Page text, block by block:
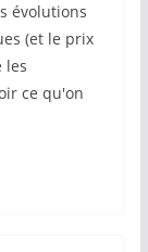
évolutions
(et le prix
les
ce qu'on